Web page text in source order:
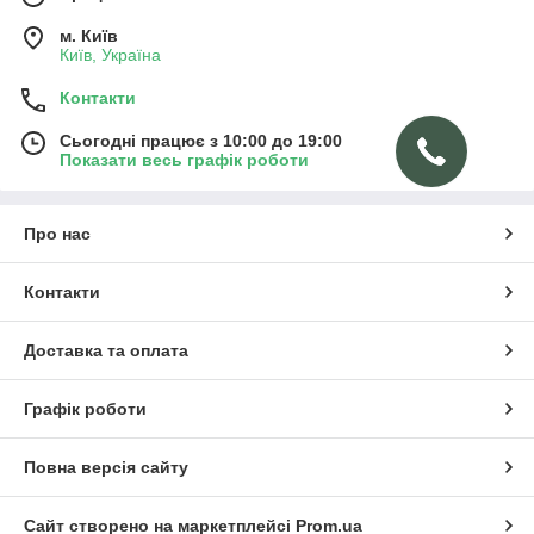
м. Київ
Київ, Україна
Контакти
Сьогодні працює з 10:00 до 19:00
Показати весь графік роботи
Про нас
Контакти
Доставка та оплата
Графік роботи
Повна версія сайту
Сайт створено на маркетплейсі Prom.ua